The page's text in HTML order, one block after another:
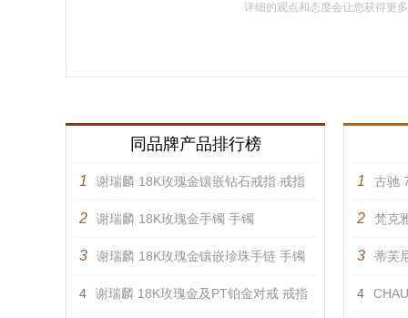
详细的观点和态度会让您获得更
同品牌产品排行榜
1 谢瑞麟 18K玫瑰金镶嵌钻石戒指 戒指
2 谢瑞麟 18K玫瑰金手镯 手镯
3 谢瑞麟 18K玫瑰金镶嵌珍珠手链 手镯
4 谢瑞麟 18K玫瑰金及PT铂金对戒 戒指
1 古驰
2 梵克
3 蒂芙
4